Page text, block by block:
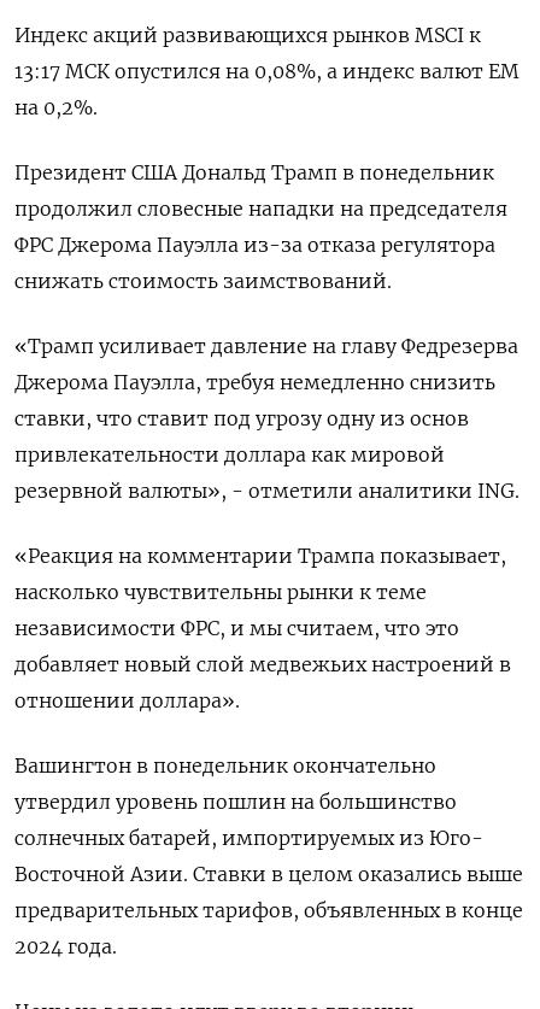
Индекс акций развивающихся рынков MSCI к
13:17 МСК опустился на 0,08%, а индекс валют EM
на 0,2%.
Президент США Дональд Трамп в понедельник
продолжил словесные нападки на председателя
ФРС Джерома Пауэлла из-за отказа регулятора
снижать стоимость заимствований.
«Трамп усиливает давление на главу Федрезерва
Джерома Пауэлла, требуя немедленно снизить
ставки, что ставит под угрозу одну из основ
привлекательности доллара как мировой
резервной валюты», - отметили аналитики ING.
«Реакция на комментарии Трампа показывает,
насколько чувствительны рынки к теме
независимости ФРС, и мы считаем, что это
добавляет новый слой медвежьих настроений в
отношении доллара».
Вашингтон в понедельник окончательно
утвердил уровень пошлин на большинство
солнечных батарей, импортируемых из Юго-
Восточной Азии. Ставки в целом оказались выше
предварительных тарифов, объявленных в конце
2024 года.